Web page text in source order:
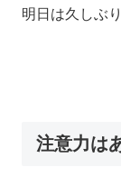
明日は久しぶ
注意力は